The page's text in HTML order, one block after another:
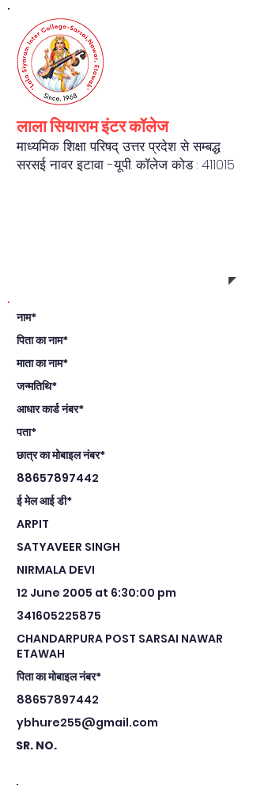
लाला सियाराम इंटर कॉलेज
माध्यमिक शिक्षा परिषद् उत्तर प्रदेश से सम्बद्ध
सरसई नावर इटावा -यू.पी. कॉलेज कोड : 411015
नाम*
पिता का नाम*
माता का नाम*
जन्मतिथि*
आधार कार्ड नंबर*
पता*
छात्र का मोबाइल नंबर*
88657897442
ई मेल आई डी*
ARPIT
SATYAVEER SINGH
NIRMALA DEVI
12 June 2005 at 6:30:00 pm
341605225875
CHANDARPURA POST SARSAI NAWAR
ETAWAH
पिता का मोबाइल नंबर*
88657897442
ybhure255@gmail.com
SR. NO.